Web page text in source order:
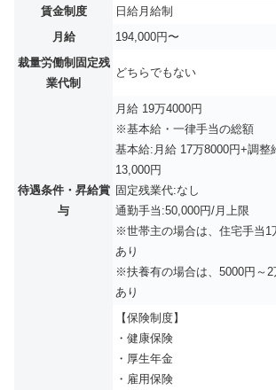
賃金制度
日給月給制
月給
194,000円〜
裁量労働制固定残
業代制
どちらでもない
待遇条件・昇給賞
与
月給 19万4000円
※基本給・一律手当の総額
基本給:月給 17万8000円+調整
13,000円
固定残業代:なし
通勤手当:50,000円/月上限
※世帯主の場合は、住宅手当1
あり
※扶養有の場合は、5000円～
あり
【保険制度】
・健康保険
・厚生年金
・雇用保険